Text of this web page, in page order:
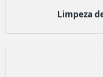
Limpeza